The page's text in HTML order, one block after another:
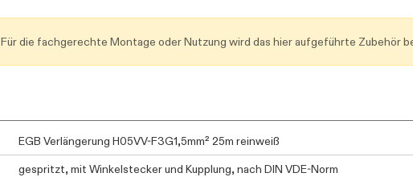
Für die fachgerechte Montage oder Nutzung wird das hier aufgeführte Zubehör
EGB Verlängerung H05VV-F3G1,5mm² 25m reinweiß
gespritzt, mit Winkelstecker und Kupplung, nach DIN VDE-Norm